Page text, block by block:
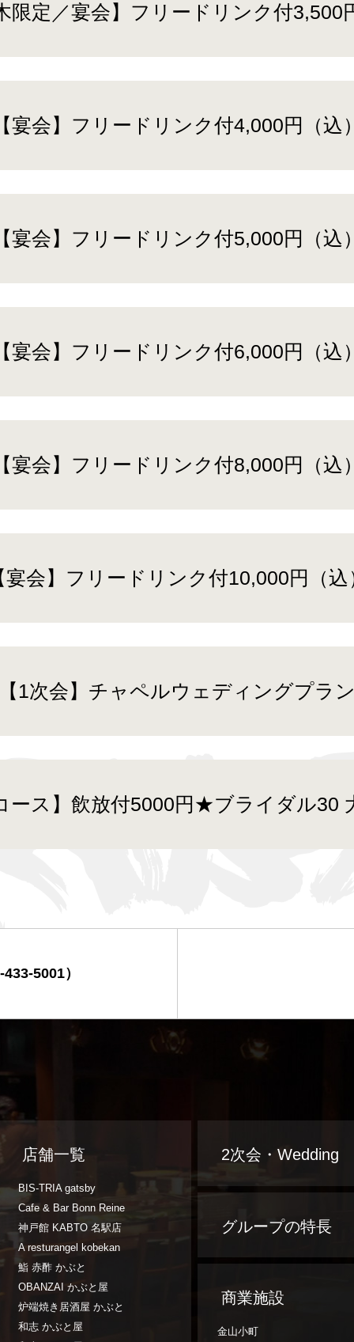
限定／宴会】フリードリンク付3,500
宴会】フリードリンク付4,000円（込）
宴会】フリードリンク付5,000円（込）
宴会】フリードリンク付6,000円（込）
宴会】フリードリンク付8,000円（込）
宴会】フリードリンク付10,000円（込
1次会】チャペルウェディングプラン
ース】飲放付5000円★ブライダル30
5001）
店舗一覧
BIS-TRIA gatsby
Cafe & Bar Bonn Reine
神戸館 KABTO 名駅店
A resturangel kobekan
鮨 赤酢 かぶと
OBANZAI かぶと屋
炉端焼き居酒屋 かぶと
和志 かぶと屋
2次会・Wedding
グループの特長
商業施設
金山小町